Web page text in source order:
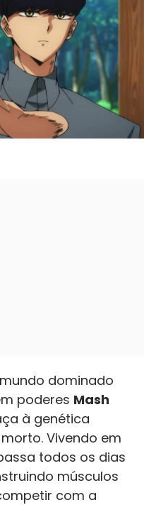
dominado
poderes Mash
à genética
Vivendo em
todos os dias
músculos
com a